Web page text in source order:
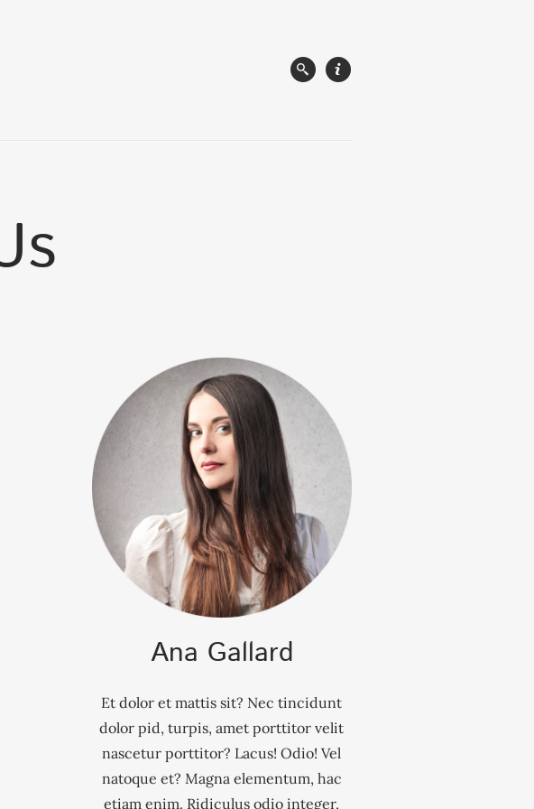
Ana Gallard
Et dolor et mattis sit? Nec tincidunt
dolor pid, turpis, amet porttitor velit
nascetur porttitor? Lacus! Odio! Vel
natoque et? Magna elementum, hac
etiam enim. Ridiculus odio integer,